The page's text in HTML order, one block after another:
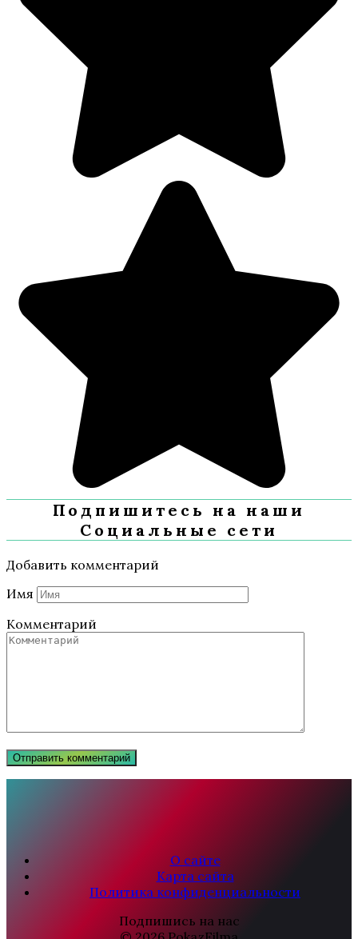
Подпишитесь на наши
Социальные сети
Добавить комментарий
Имя
Комментарий
О сайте
Карта сайта
Политика конфиденциальности
Подпишись на нас